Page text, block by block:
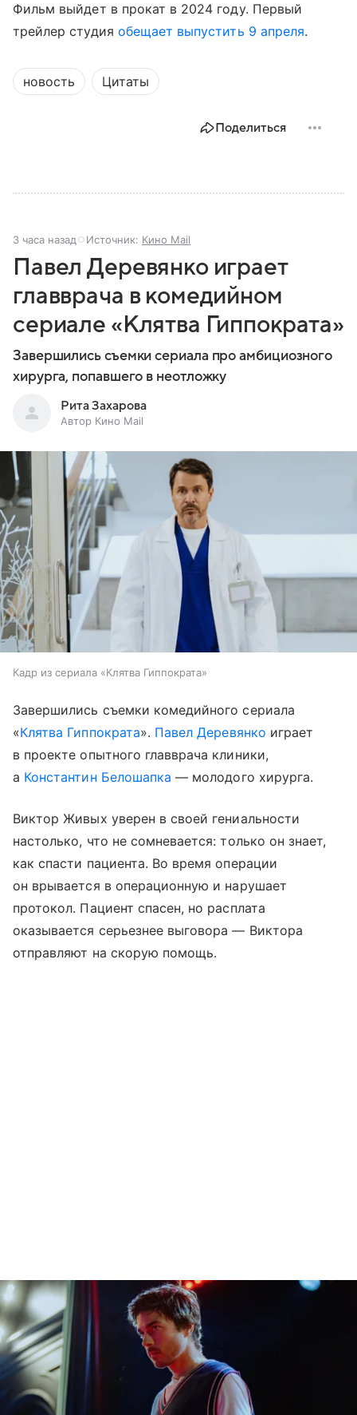
Фильм выйдет в прокат в 2024 году. Первый
трейлер студия обещает выпустить 9 апреля.
новость Цитаты
Поделиться
3 часа назад Источник: Кино Mail
Павел Деревянко играет
главврача в комедийном
сериале «Клятва Гиппократа»
Завершились съемки сериала про амбициозного
хирурга, попавшего в неотложку
Рита Захарова
Автор Кино Mail
Кадр из сериала «Клятва Гиппократа»
Завершились съемки комедийного сериала
«Клятва Гиппократа». Павел Деревянко играет
в проекте опытного главврача клиники,
а Константин Белошапка — молодого хирурга.
Виктор Живых уверен в своей гениальности
настолько, что не сомневается: только он знает,
как спасти пациента. Во время операции
он врывается в операционную и нарушает
протокол. Пациент спасен, но расплата
оказывается серьезнее выговора — Виктора
отправляют на скорую помощь.